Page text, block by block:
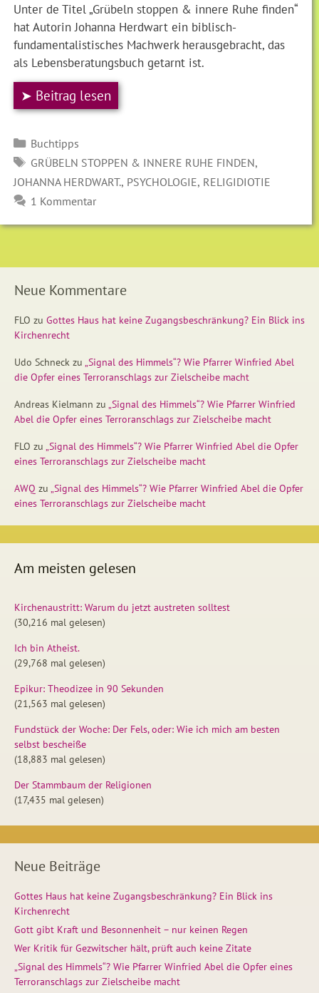
Unter de Titel „Grübeln stoppen & innere Ruhe finden“
hat Autorin Johanna Herdwart ein biblisch-
fundamentalistisches Machwerk herausgebracht, das
als Lebensberatungsbuch getarnt ist.
➤ Beitrag lesen
Kategorien
Buchtipps
SCHLAGWÖRTER
GRÜBELN STOPPEN & INNERE RUHE FINDEN,
JOHANNA HERDWART., PSYCHOLOGIE, RELIGIDIOTIE
1 Kommentar
Neue Kommentare
FLO zu Gottes Haus hat keine Zugangsbeschränkung? Ein Blick ins
Kirchenrecht
Udo Schneck zu „Signal des Himmels“? Wie Pfarrer Winfried Abel
die Opfer eines Terroranschlags zur Zielscheibe macht
Andreas Kielmann zu „Signal des Himmels“? Wie Pfarrer Winfried
Abel die Opfer eines Terroranschlags zur Zielscheibe macht
FLO zu „Signal des Himmels“? Wie Pfarrer Winfried Abel die Opfer
eines Terroranschlags zur Zielscheibe macht
AWQ zu „Signal des Himmels“? Wie Pfarrer Winfried Abel die Opfer
eines Terroranschlags zur Zielscheibe macht
Am meisten gelesen
Kirchenaustritt: Warum du jetzt austreten solltest
(30,216 mal gelesen)
Ich bin Atheist.
(29,768 mal gelesen)
Epikur: Theodizee in 90 Sekunden
(21,563 mal gelesen)
Fundstück der Woche: Der Fels, oder: Wie ich mich am besten
selbst bescheiße
(18,883 mal gelesen)
Der Stammbaum der Religionen
(17,435 mal gelesen)
Neue Beiträge
Gottes Haus hat keine Zugangsbeschränkung? Ein Blick ins
Kirchenrecht
Gott gibt Kraft und Besonnenheit – nur keinen Regen
Wer Kritik für Gezwitscher hält, prüft auch keine Zitate
„Signal des Himmels“? Wie Pfarrer Winfried Abel die Opfer eines
Terroranschlags zur Zielscheibe macht